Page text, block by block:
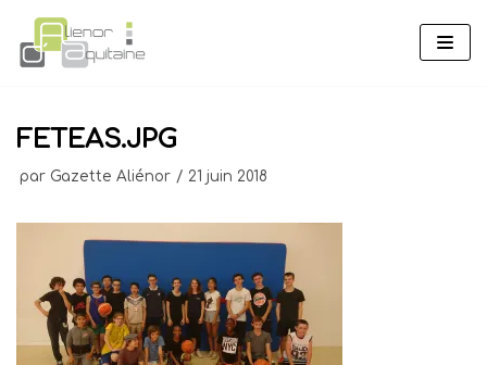
Aller
au
FETEAS.JPG
par Gazette Aliénor 21 juin 2018